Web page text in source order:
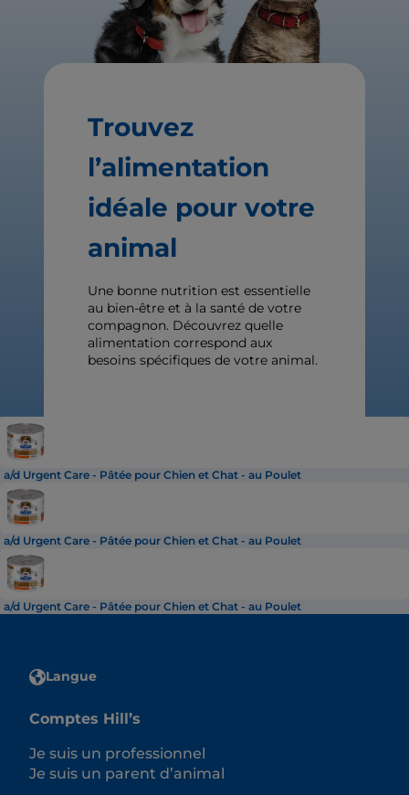
Trouvez
l’alimentation
idéale pour votre
animal
Une bonne nutrition est essentielle
au bien-être et à la santé de votre
compagnon. Découvrez quelle
alimentation correspond aux
besoins spécifiques de votre animal.
a/d Urgent Care - Pâtée pour Chien et Chat - au Poulet
a/d Urgent Care - Pâtée pour Chien et Chat - au Poulet
a/d Urgent Care - Pâtée pour Chien et Chat - au Poulet
Langue
Comptes Hill’s
Je suis un professionnel
Je suis un parent d’animal